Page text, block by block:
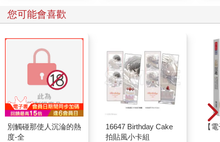
您可能會喜歡
別觸碰那使人沉淪的熱
度-全
16647 Birthday Cake
拍貼風小卡組
【